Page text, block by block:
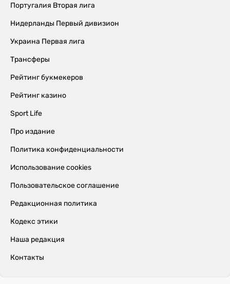
Португалия Вторая лига
Нидерланды Первый дивизион
Украина Первая лига
Трансферы
Рейтинг букмекеров
Рейтинг казино
Sport Life
Про издание
Политика конфиденциальности
Использование cookies
Пользовательское соглашение
Редакционная политика
Кодекс этики
Наша редакция
Контакты